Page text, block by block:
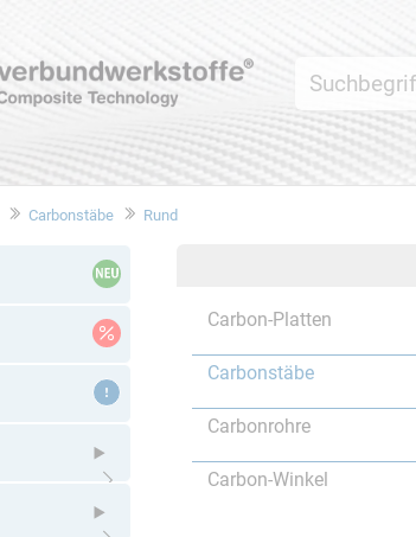
Carbonstäbe Rund
Untermenü öffnen
Carbon-Platten
Carbonstäbe
Carbonrohre
Carbon-Winkel